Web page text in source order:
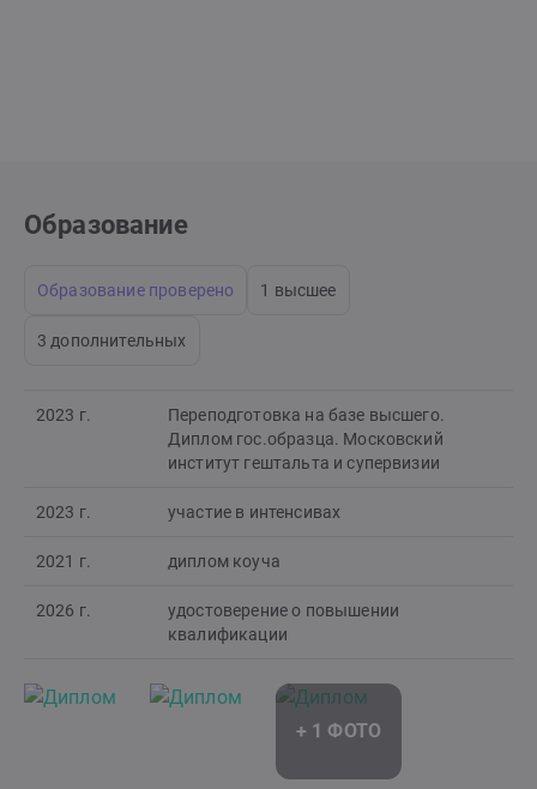
Образование
Образование проверено 1 высшее
3 дополнительных
2023 г.
Переподготовка на базе высшего.
Диплом гос.образца. Московский
институт гештальта и супервизии
2023 г. участие в интенсивах
2021 г. диплом коуча
2026 г.
удостоверение о повышении
квалификации